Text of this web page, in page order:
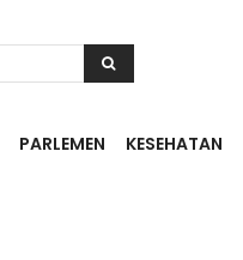
PARLEMEN KESEHATAN